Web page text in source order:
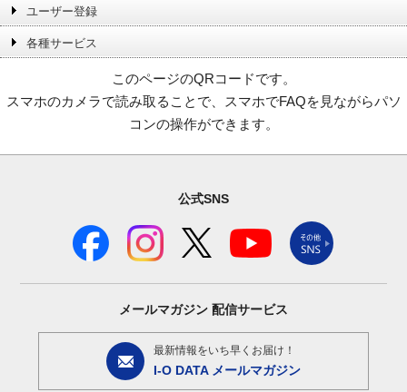
ユーザー登録
各種サービス
このページのQRコードです。
スマホのカメラで読み取ることで、スマホでFAQを見ながらパソ
コンの操作ができます。
公式SNS
メールマガジン 配信サービス
最新情報をいち早くお届け！
I-O DATA メールマガジン